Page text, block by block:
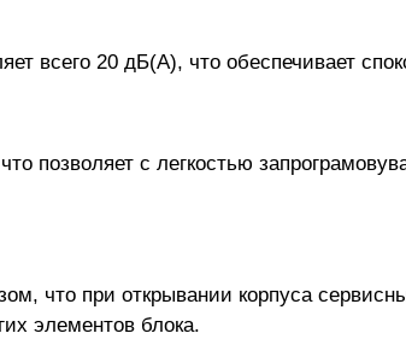
всего 20 дБ(А), что обеспечивает
позволяет с легкостью
что при открывании корпуса
элементов блока.